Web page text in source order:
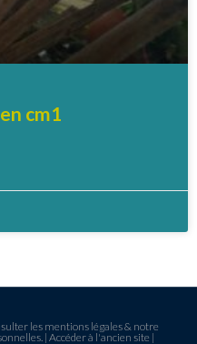
cm1
les mentions légales & notre
| Accéder à l'ancien site |